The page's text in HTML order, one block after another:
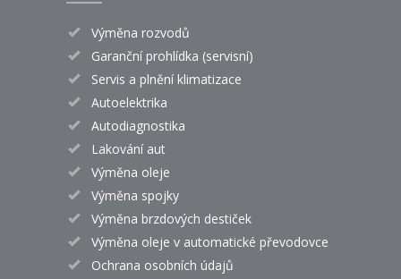
Výměna rozvodů
Garanční prohlídka (servisní)
Servis a plnění klimatizace
Autoelektrika
Autodiagnostika
Lakování aut
Výměna oleje
Výměna spojky
Výměna brzdových destiček
Výměna oleje v automatické převodovce
Ochrana osobních údajů